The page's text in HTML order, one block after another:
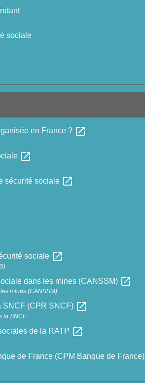
sociale
en France ? open_in_new
open_in_new
sécurité sociale open_in_new
sociale open_in_new
dans les mines (CANSSM) open_in_new
mines (CANSSM)
SNCF (CPR SNCF) open_in_new
la SNCF
de la RATP open_in_new
de France (CPM Banque de France)